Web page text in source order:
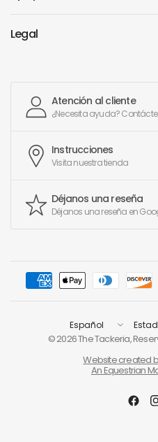
Legal
Atención al cliente
¿Necesita ayuda?
Instrucciones
Visita nuestra tienda
Déjanos una reseña
Déjanos una reseña en
Actualizar
país/región
país/
© 2026 The Tackeria,
Website created
An Equestrian